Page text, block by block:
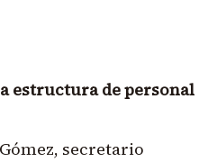
estructura de personal
secretario